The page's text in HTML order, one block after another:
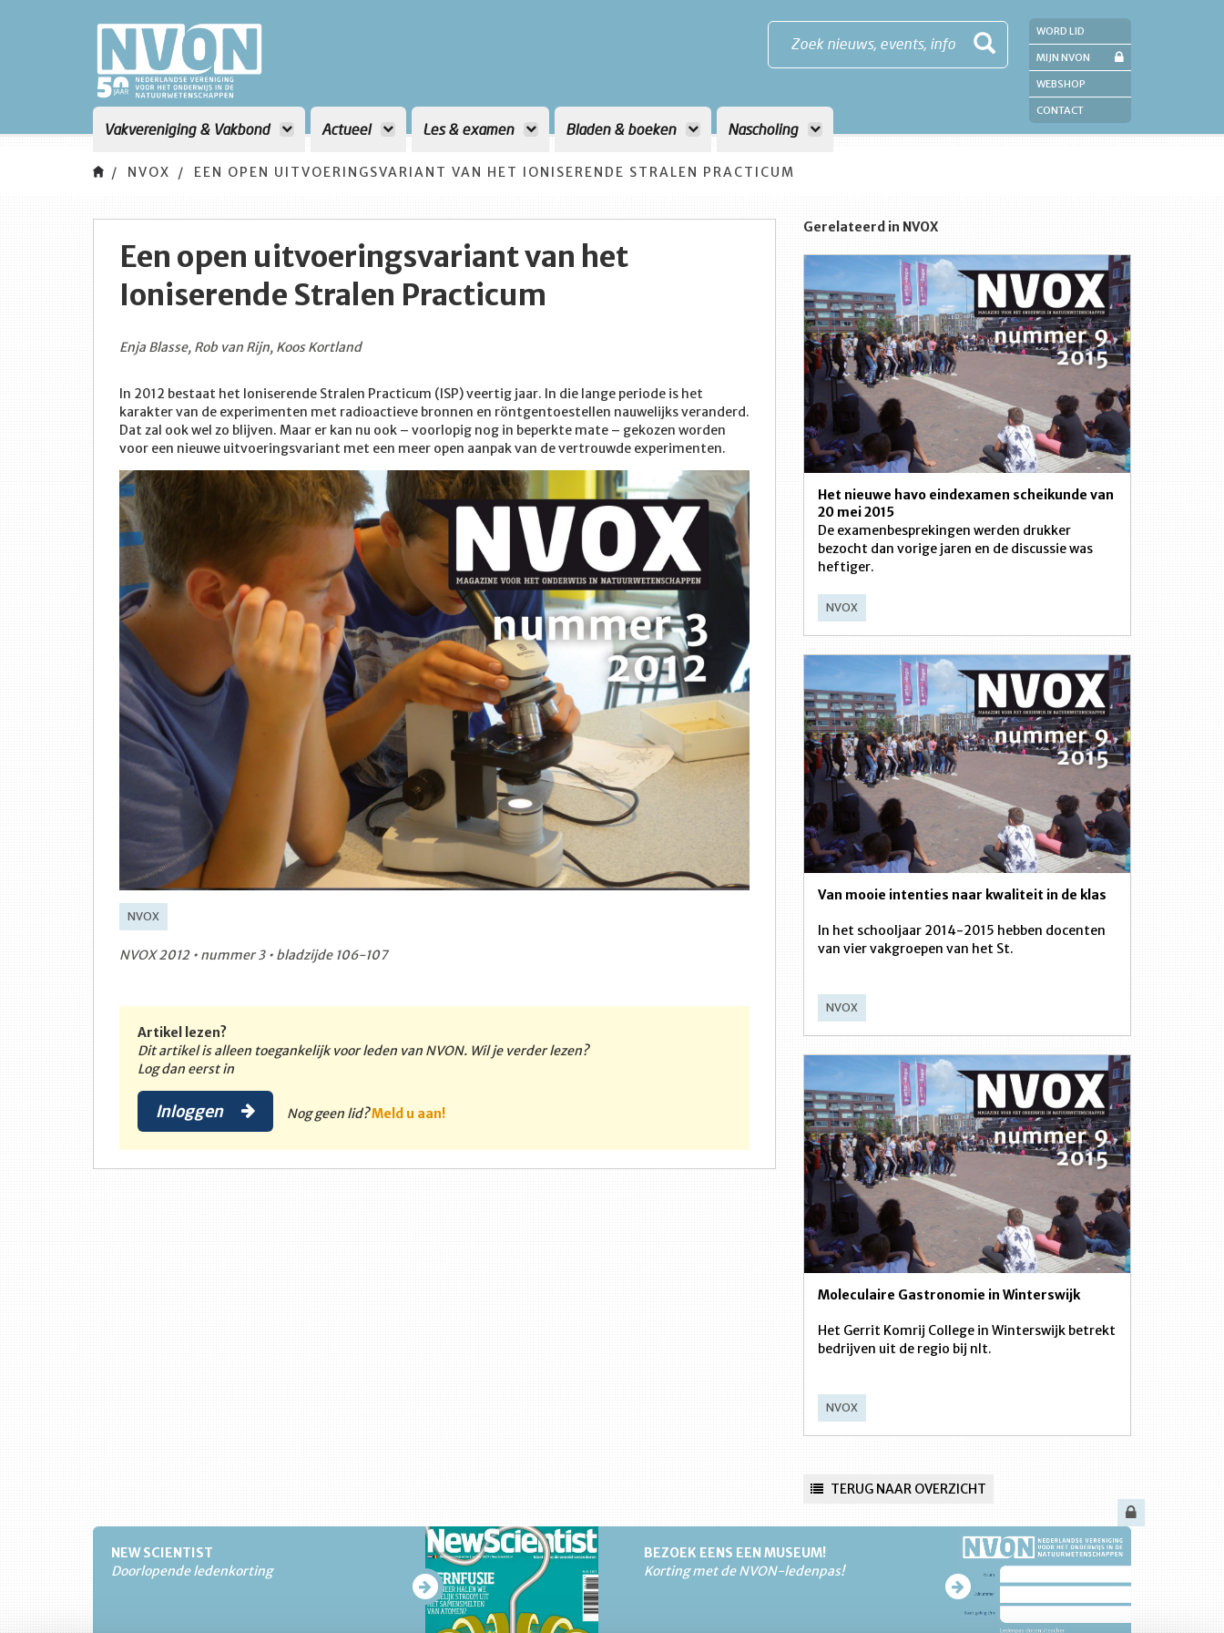
Zoek nieuws, events, info
Vakvereniging & Vakbond Actueel Les & examen Bladen & boeken Nascholing
WORD LID
MIJN NVON
WEBSHOP
CONTACT
NVOX EEN OPEN UITVOERINGSVARIANT VAN HET IONISERENDE STRALEN PRACTICUM
Een open uitvoeringsvariant van het
Ioniserende Stralen Practicum
Enja Blasse, Rob van Rijn, Koos Kortland
In 2012 bestaat het Ioniserende Stralen Practicum (ISP) veertig jaar. In die lange periode is het
karakter van de experimenten met radioactieve bronnen en röntgentoestellen nauwelijks veranderd.
Dat zal ook wel zo blijven. Maar er kan nu ook – voorlopig nog in beperkte mate – gekozen worden
voor een nieuwe uitvoeringsvariant met een meer open aanpak van de vertrouwde experimenten.
NVOX
NVOX 2012 • nummer 3 • bladzijde 106-107
Artikel lezen?
Dit artikel is alleen toegankelijk voor leden van NVON. Wil je verder lezen?
Log dan eerst in
Inloggen Nog geen lid?Meld u aan!
Gerelateerd in NVOX
Het nieuwe havo eindexamen scheikunde van
20 mei 2015
De examenbesprekingen werden drukker
bezocht dan vorige jaren en de discussie was
heftiger.
NVOX
Van mooie intenties naar kwaliteit in de klas
In het schooljaar 2014-2015 hebben docenten
van vier vakgroepen van het St.
NVOX
Moleculaire Gastronomie in Winterswijk
Het Gerrit Komrij College in Winterswijk betrekt
bedrijven uit de regio bij nlt.
NVOX
TERUG NAAR OVERZICHT
NEW SCIENTIST
Doorlopende ledenkorting
BEZOEK EENS EEN MUSEUM!
Korting met de NVON-ledenpas!